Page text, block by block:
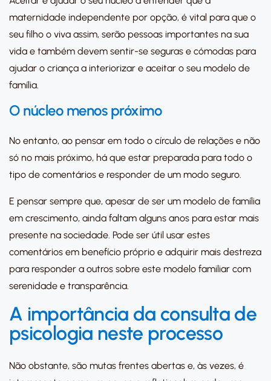
maternidade independente por opção, é vital para que o
seu filho o viva assim, serão pessoas importantes na sua
vida e também devem sentir-se seguras e cómodas para
ajudar o criança a interiorizar e aceitar o seu modelo de
família.
O núcleo menos próximo
No entanto, ao pensar em todo o círculo de relações e não
só no mais próximo, há que estar preparada para todo o
tipo de comentários e responder de um modo seguro.
E pensar sempre que, apesar de ser um modelo de família
em crescimento, ainda faltam alguns anos para estar mais
presente na sociedade. Pode ser útil usar estes
comentários em benefício próprio e adquirir mais destreza
para responder a outros sobre este modelo familiar com
serenidade e transparência.
A importância da consulta de
psicologia neste processo
Não obstante, são mutas frentes abertas e, às vezes, é